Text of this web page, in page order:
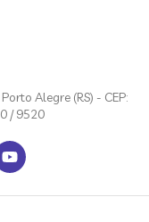
Alegre (RS) - CEP:
/ 9520